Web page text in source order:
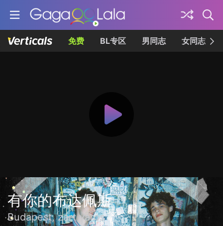
免费 BL专区 男同志 女同志
有你的布达佩斯
Budapest, zárt város